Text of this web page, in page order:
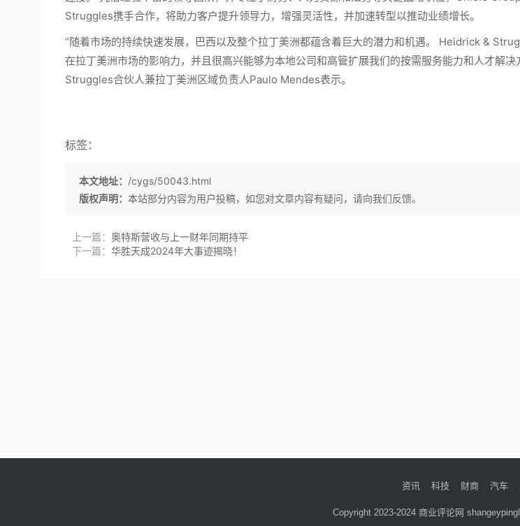
Struggles携手合作，将助力客户提升领导力，增强灵活性，并加速转型以推动业绩增长。
“随着市场的持续快速发展，巴西以及整个拉丁美洲都蕴含着巨大的潜力和机遇。 Heidrick &
在拉丁美洲市场的影响力，并且很高兴能够为本地公司和高管扩展我们的按需服务能力和人才解
Struggles合伙人兼拉丁美洲区域负责人Paulo Mendes表示。
标签：
本文地址： /cygs/50043.html
版权声明： 本站部分内容为用户投稿，如您对文章内容有疑问，请向我们反馈。
上一篇： 奥特斯营收与上一财年同期持平
下一篇： 华胜天成2024年大事迹揭晓！
资讯 科技 财商 汽车
Copyright 2023-2024 商业评论网